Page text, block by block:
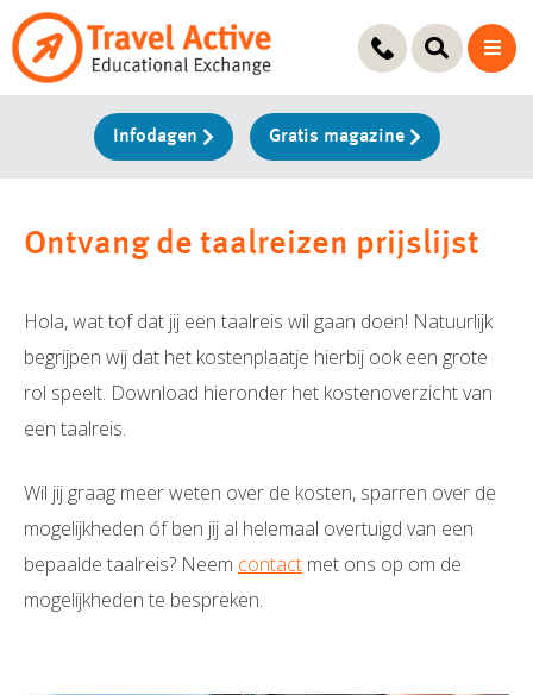
Ga
naar
Infodagen Gratis magazine
Ontvang de taalreizen prijslijst
Hola, wat tof dat jij een taalreis wil gaan doen! Natuurlijk
begrijpen wij dat het kostenplaatje hierbij ook een grote
rol speelt. Download hieronder het kostenoverzicht van
een taalreis.
Wil jij graag meer weten over de kosten, sparren over de
mogelijkheden óf ben jij al helemaal overtuigd van een
bepaalde taalreis? Neem contact met ons op om de
mogelijkheden te bespreken.